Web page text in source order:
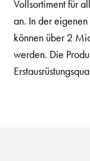
Vollsortiment für
an. In der eigenen
können über 2
werden. Die